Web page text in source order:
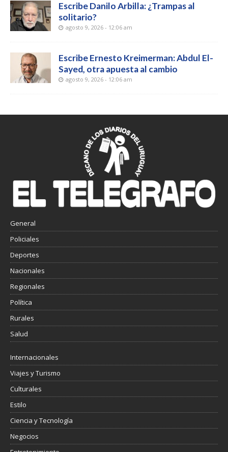
Escribe Danilo Arbilla: ¿Trampas al
solitario?
agosto 9, 2026 - 12:06 am
Escribe Ernesto Kreimerman: Abdul El-
Sayed, otra apuesta al cambio
agosto 9, 2026 - 12:06 am
General
Policiales
Deportes
Nacionales
Regionales
Política
Rurales
Salud
Internacionales
Viajes y Turismo
Culturales
Estilo
Ciencia y Tecnología
Negocios